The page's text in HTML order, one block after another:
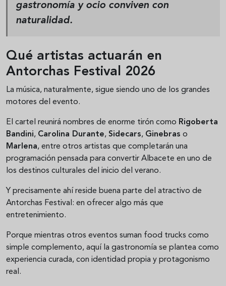
gastronomía y ocio conviven con
naturalidad.
Qué artistas actuarán en
Antorchas Festival 2026
La música, naturalmente, sigue siendo uno de los grandes
motores del evento.
El cartel reunirá nombres de enorme tirón como Rigoberta
Bandini, Carolina Durante, Sidecars, Ginebras o
Marlena, entre otros artistas que completarán una
programación pensada para convertir Albacete en uno de
los destinos culturales del inicio del verano.
Y precisamente ahí reside buena parte del atractivo de
Antorchas Festival: en ofrecer algo más que
entretenimiento.
Porque mientras otros eventos suman food trucks como
simple complemento, aquí la gastronomía se plantea como
experiencia curada, con identidad propia y protagonismo
real.